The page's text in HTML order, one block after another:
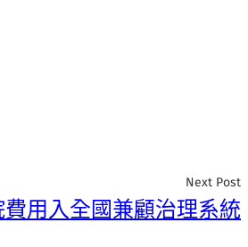
Next Post
用入全國兼顧治理系統